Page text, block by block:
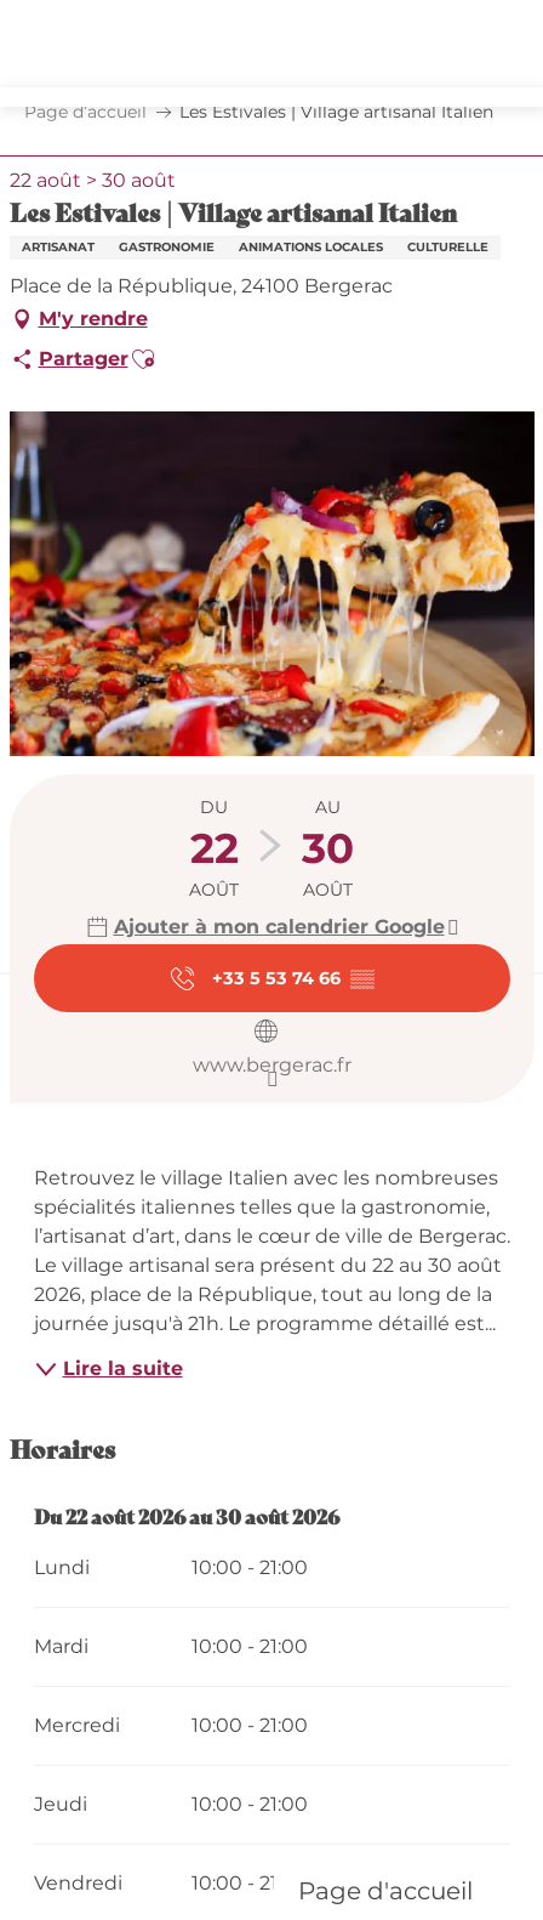
principal
Page d'accueil
Page d’accueil Les Estivales | Village artisanal Italien
22 août > 30 août
Les Estivales | Village artisanal Italien
ARTISANAT GASTRONOMIE ANIMATIONS LOCALES CULTURELLE
Place de la République, 24100 Bergerac
M'y rendre
PartagerAjouter aux favoris
Ouverture et
DU
22
AOÛT
AU
30
AOÛT
Ajouter à mon calendrier Google
+33 5 53 74 66 ▒▒
www.bergerac.fr
Description
Retrouvez le village Italien avec les nombreuses
spécialités italiennes telles que la gastronomie,
l’artisanat d’art, dans le cœur de ville de Bergerac.
Le village artisanal sera présent du 22 au 30 août
2026, place de la République, tout au long de la
journée jusqu'à 21h. Le programme détaillé est...
Lire la suite
Horaires
Du22 août 2026au30 août 2026
Du22 août 2026au30 août 2026
Lundi 10:00 - 21:00
Mardi 10:00 - 21:00
Mercredi 10:00 - 21:00
Jeudi 10:00 - 21:00
Vendredi 10:00 - 21:00